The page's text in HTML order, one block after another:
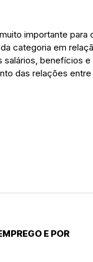
importante
categoria em
benefícios
das relações
E POR